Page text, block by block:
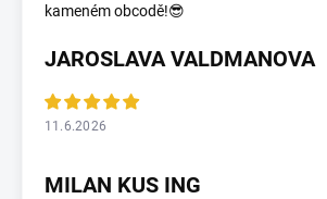
kameném obcodě!😎
JAROSLAVA VALDMANOVA
11.6.2026
MILAN KUS ING